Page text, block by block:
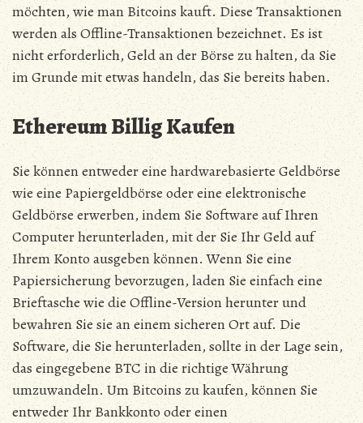
möchten, wie man Bitcoins kauft. Diese Transaktionen
werden als Offline-Transaktionen bezeichnet. Es ist
nicht erforderlich, Geld an der Börse zu halten, da Sie
im Grunde mit etwas handeln, das Sie bereits haben.
Ethereum Billig Kaufen
Sie können entweder eine hardwarebasierte Geldbörse
wie eine Papiergeldbörse oder eine elektronische
Geldbörse erwerben, indem Sie Software auf Ihren
Computer herunterladen, mit der Sie Ihr Geld auf
Ihrem Konto ausgeben können. Wenn Sie eine
Papiersicherung bevorzugen, laden Sie einfach eine
Brieftasche wie die Offline-Version herunter und
bewahren Sie sie an einem sicheren Ort auf. Die
Software, die Sie herunterladen, sollte in der Lage sein,
das eingegebene BTC in die richtige Währung
umzuwandeln. Um Bitcoins zu kaufen, können Sie
entweder Ihr Bankkonto oder einen